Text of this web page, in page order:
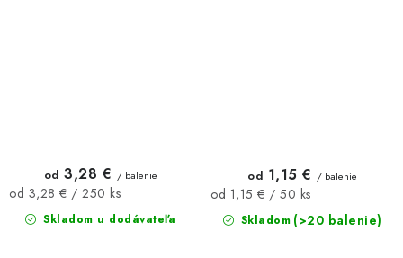
Skladom u dodávateľa
od 3,28 € / balenie
Jednotková
cena:
od 3,28 € / 250 ks
Skladom (>20 balenie)
od 1,15 € / balenie
Jednotková
cena:
od 1,15 € / 50 ks